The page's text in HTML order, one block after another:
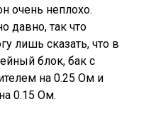
очень неплохо.
давно, так что
лишь сказать, что в
блок, бак с
на 0.25 Ом и
0.15 Ом.